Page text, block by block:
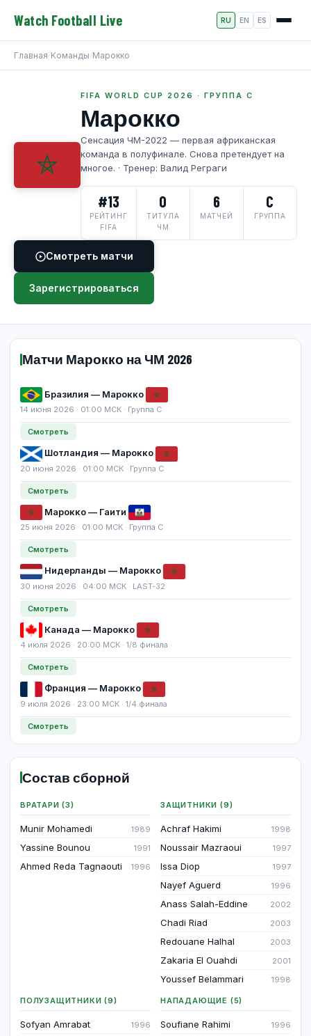
Watch Football Live RU EN ES
Главная/Команды/Марокко
FIFA WORLD CUP 2026 · ГРУППА C
Марокко
Сенсация ЧМ-2022 — первая африканская
команда в полуфинале. Снова претендует на
многое. · Тренер: Валид Реграги
#13
РЕЙТИНГ
FIFA
0
ТИТУЛА
ЧМ
6
МАТЧЕЙ
C
ГРУППА
Смотреть матчи
Зарегистрироваться
Матчи Марокко на ЧМ 2026
Бразилия — Марокко
14 июня 2026 · 01:00 МСК · Группа C
Смотреть
Шотландия — Марокко
20 июня 2026 · 01:00 МСК · Группа C
Смотреть
Марокко — Гаити
25 июня 2026 · 01:00 МСК · Группа C
Смотреть
Нидерланды — Марокко
30 июня 2026 · 04:00 МСК · LAST-32
Смотреть
Канада — Марокко
4 июля 2026 · 20:00 МСК · 1/8 финала
Смотреть
Франция — Марокко
9 июля 2026 · 23:00 МСК · 1/4 финала
Смотреть
Состав сборной
ВРАТАРИ (3)
Munir Mohamedi 1989
Yassine Bounou 1991
Ahmed Reda Tagnaouti 1996
ЗАЩИТНИКИ (9)
Achraf Hakimi 1998
Noussair Mazraoui 1997
Issa Diop 1997
Nayef Aguerd 1996
Anass Salah-Eddine 2002
Chadi Riad 2003
Redouane Halhal 2003
Zakaria El Ouahdi 2001
Youssef Belammari 1998
ПОЛУЗАЩИТНИКИ (9)
Sofyan Amrabat 1996
НАПАДАЮЩИЕ (5)
Soufiane Rahimi 1996